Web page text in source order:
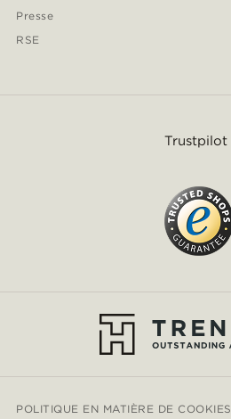
Presse
RSE
Trustpilot
POLITIQUE EN MATIÈRE DE COOKIES